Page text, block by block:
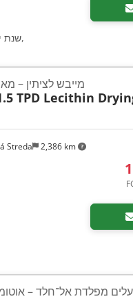
שנת,
Streda 2,386 km
מייבש לציתין –
TPD Lecithin
מפלדת אל־חלד –